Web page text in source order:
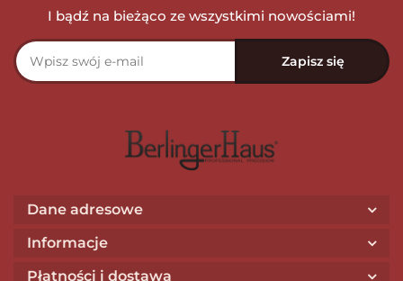
I bądź na bieżąco ze wszystkimi nowościami!
Dane adresowe
Informacje
Płatności i dostawa